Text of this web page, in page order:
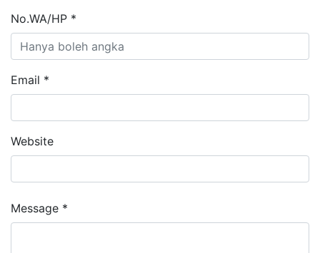
No.WA/HP *
Email *
Website
Message *